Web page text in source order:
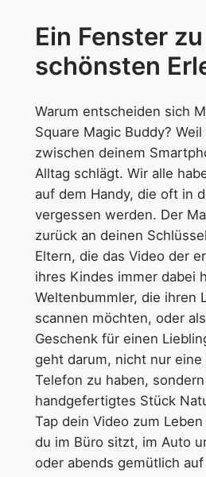
Ein Fenster
schönsten
Warum entscheiden sich
Square Magic Buddy?
zwischen deinem
Alltag schlägt. Wir alle
auf dem Handy, die oft in
vergessen werden. Der
zurück an deinen
Eltern, die das Video der
ihres Kindes immer dabei
Weltenbummler, die ihren
scannen möchten, oder
Geschenk für einen
geht darum, nicht nur eine
Telefon zu haben,
handgefertigtes Stück
Tap dein Video zum
du im Büro sitzt, im Auto
oder abends gemütlich